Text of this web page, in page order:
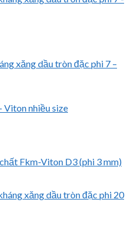
xăng dầu tròn đặc phi 7 –
Fkm-Viton D3 (phi 3 mm)